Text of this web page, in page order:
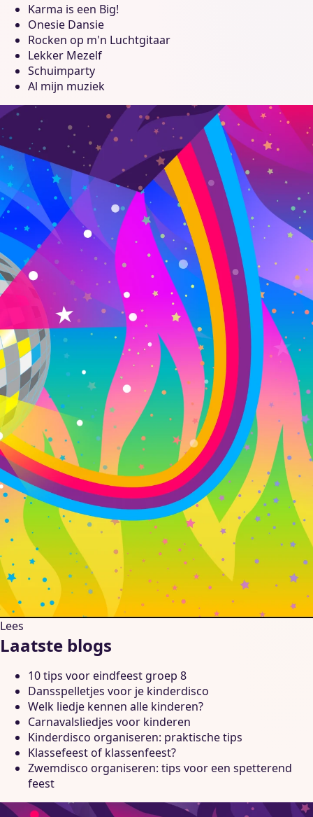
Karma is een Big!
Onesie Dansie
Rocken op m'n Luchtgitaar
Lekker Mezelf
Schuimparty
Al mijn muziek
Lees
Laatste blogs
10 tips voor eindfeest groep 8
Dansspelletjes voor je kinderdisco
Welk liedje kennen alle kinderen?
Carnavalsliedjes voor kinderen
Kinderdisco organiseren: praktische tips
Klassefeest of klassenfeest?
Zwemdisco organiseren: tips voor een spetterend
feest